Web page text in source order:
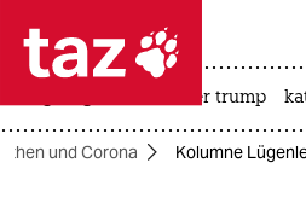
 taz zahl ich
taz zahl ich
usa unter trump
und Corona Kolumne